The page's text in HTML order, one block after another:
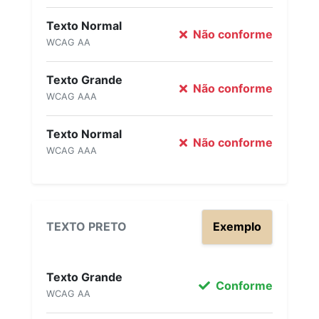
Texto Normal
WCAG AA
Não conforme
Texto Grande
WCAG AAA
Não conforme
Texto Normal
WCAG AAA
Não conforme
TEXTO PRETO Exemplo
Texto Grande
WCAG AA
Conforme